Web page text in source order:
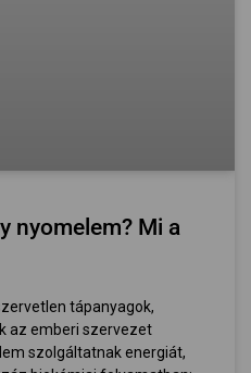
nyomelem? Mi a
tápanyagok,
az emberi szervezet
szolgáltatnak energiát,